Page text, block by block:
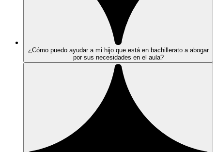
¿Cómo puedo ayudar a mi hijo que está en bachillerato a abogar
por sus necesidades en el aula?